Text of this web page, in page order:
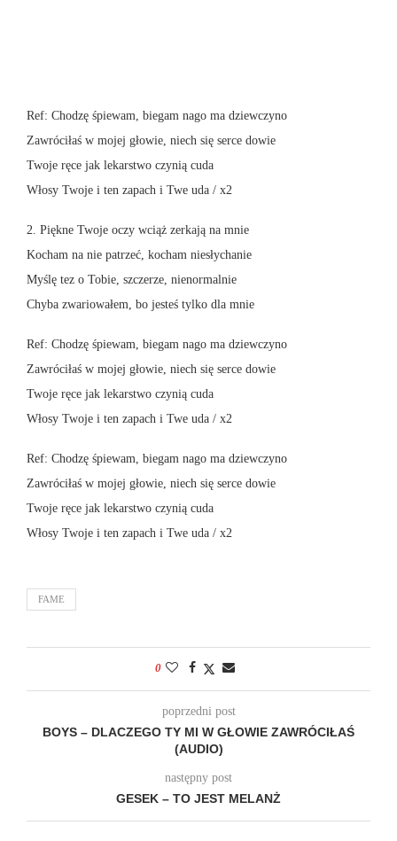
Ref: Chodzę śpiewam, biegam nago ma dziewczyno
Zawróciłaś w mojej głowie, niech się serce dowie
Twoje ręce jak lekarstwo czynią cuda
Włosy Twoje i ten zapach i Twe uda / x2
2. Piękne Twoje oczy wciąż zerkają na mnie
Kocham na nie patrzeć, kocham niesłychanie
Myślę tez o Tobie, szczerze, nienormalnie
Chyba zwariowałem, bo jesteś tylko dla mnie
Ref: Chodzę śpiewam, biegam nago ma dziewczyno
Zawróciłaś w mojej głowie, niech się serce dowie
Twoje ręce jak lekarstwo czynią cuda
Włosy Twoje i ten zapach i Twe uda / x2
Ref: Chodzę śpiewam, biegam nago ma dziewczyno
Zawróciłaś w mojej głowie, niech się serce dowie
Twoje ręce jak lekarstwo czynią cuda
Włosy Twoje i ten zapach i Twe uda / x2
FAME
0
poprzedni post
BOYS – DLACZEGO TY MI W GŁOWIE ZAWRÓCIŁAŚ
(AUDIO)
następny post
GESEK – TO JEST MELANŻ